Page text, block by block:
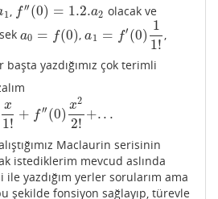
1 , f′′ (0) = 1.2.a2
f″(0)=1.2.a2
olacak ve
a0 = f(0)
a0 =f(0 ) ,a1 = f′ (0)
1
1!
a1 =f′( 0)11! ,
başta yazdığımız çok terimli
x
1!
+ f′′ (0) x2
2!
+.. .
2!+ ..
Maclaurin serisinin
istediklerim mevcud aslında
ile yazdığım yerler sorularım ama
şekilde fonsiyon sağlayıp, türevle